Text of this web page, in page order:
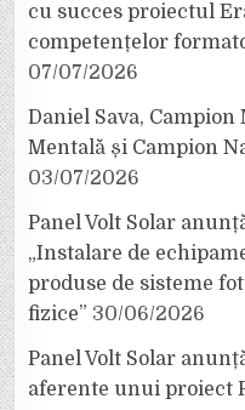
cu succes proiectul
competențelor
07/07/2026
Daniel Sava,
Mentală și Campion
03/07/2026
Panel Volt Solar
„Instalare de
produse de sisteme
fizice” 30/06/2026
Panel Volt Solar
aferente unui proiect